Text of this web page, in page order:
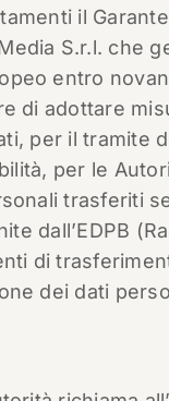
il
S.r.l. che
entro
di adottare
per il tramite
per le
trasferiti
dall’EDPB
di
dei dati